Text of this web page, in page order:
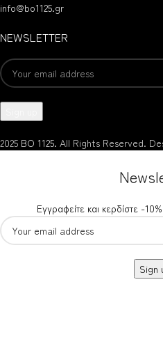
info@bo1125.gr
NEWSLETTER
2025 BO 1125. All Rights Reserved.
Εγγραφείτε και κερδίστε -